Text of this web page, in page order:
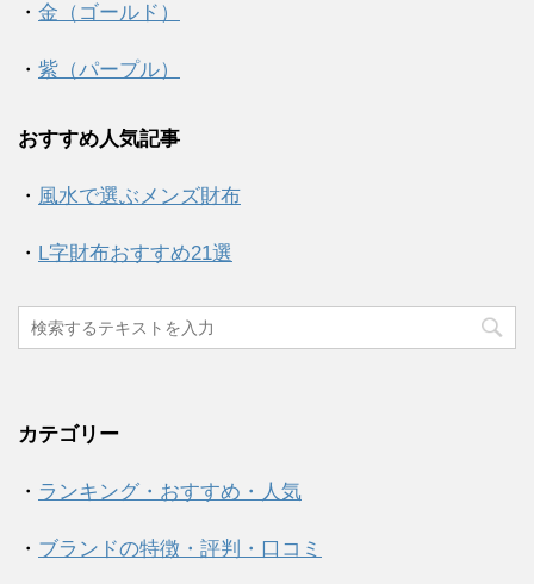
・ 金（ゴールド）
・ 紫（パープル）
おすすめ人気記事
・ 風水で選ぶメンズ財布
・ L字財布おすすめ21選
カテゴリー
・ ランキング・おすすめ・人気
・ ブランドの特徴・評判・口コミ